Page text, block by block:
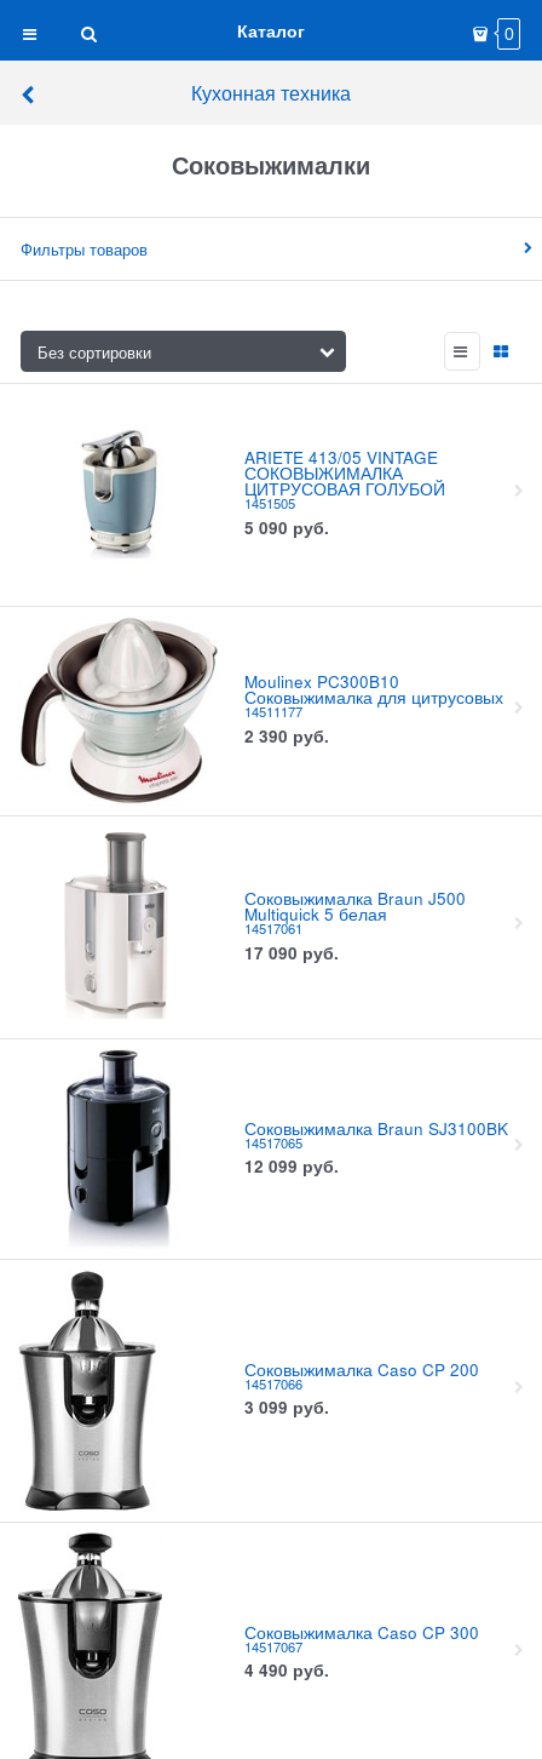
Каталог 0
Кухонная техника
Соковыжималки
Фильтры товаров
ARIETE 413/05 VINTAGE
СОКОВЫЖИМАЛКА
ЦИТРУСОВАЯ ГОЛУБОЙ
1451505
5 090 руб.
Moulinex PC300B10
Соковыжималка для цитрусовых
14511177
2 390 руб.
Соковыжималка Braun J500
Multiquick 5 белая
14517061
17 090 руб.
Соковыжималка Braun SJ3100BK
14517065
12 099 руб.
Соковыжималка Caso CP 200
14517066
3 099 руб.
Соковыжималка Caso CP 300
14517067
4 490 руб.